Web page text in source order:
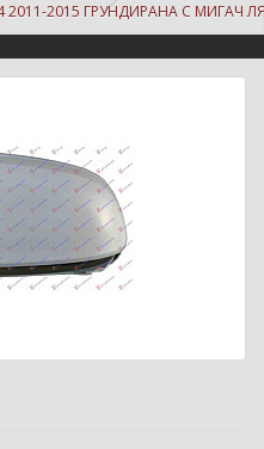
2011-2015 ГРУНДИРАНА С МИГАЧ